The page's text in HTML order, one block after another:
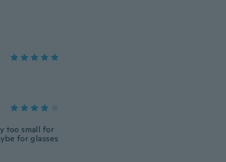
too small for
for glasses